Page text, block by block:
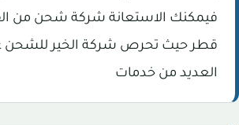
فيمكنك الاستعانة شركة شحن من
قطر حيث تحرص شركة الخير للشحن
العديد من خدمات